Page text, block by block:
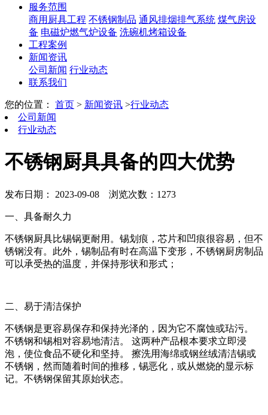
服务范围
商用厨具工程 不锈钢制品 通风排烟排气系统 煤气房设
备 电磁炉燃气炉设备 洗碗机烤箱设备
工程案例
新闻资讯
公司新闻 行业动态
联系我们
您的位置： 首页 > 新闻资讯 >行业动态
公司新闻
行业动态
不锈钢厨具具备的四大优势
发布日期： 2023-09-08 浏览次数：1273
一、具备耐久力
不锈钢厨具比锡锅更耐用。锡划痕，芯片和凹痕很容易，但不
锈钢没有。此外，锡制品有时在高温下变形，不锈钢厨房制品
可以承受热的温度，并保持形状和形式；
二、易于清洁保护
不锈钢是更容易保存和保持光泽的，因为它不腐蚀或玷污。
不锈钢和锡相对容易地清洁。 这两种产品根本要求立即浸
泡，使位食品不硬化和坚持。 擦洗用海绵或钢丝绒清洁锡或
不锈钢，然而随着时间的推移，锡恶化，或从燃烧的显示标
记。不锈钢保留其原始状态。